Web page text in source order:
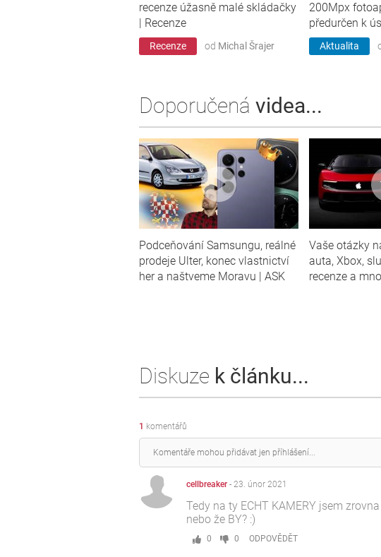
recenze úžasně malé skládačky
| Recenze
Recenze od Michal Šrajer
200Mpx
předurčen k
Aktualita
Doporučená videa...
Podceňování Samsungu, reálné
prodeje Ulter, konec vlastnictví
her a naštveme Moravu | ASK
Vaše otázky
auta, Xbox,
recenze a
Diskuze k článku...
1 komentářů
cellbreaker - 23. únor 2021
Tedy na ty ECHT KAMERY jsem
nebo že BY? :)
0 0 ODPOVĚDĚT